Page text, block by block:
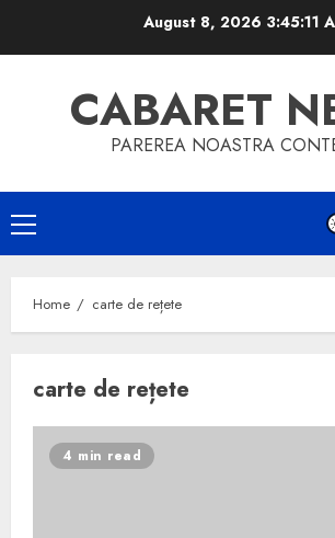
August 8, 2026 3:45:12
CABARET
PAREREA NOASTRA
Primary
Menu
Home carte de rețete
carte de rețete
4 min read